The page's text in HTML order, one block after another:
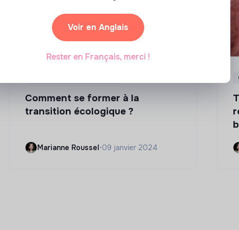
Comment se former à la
transition écologique ?
Marianne Roussel•09 janvier 2024
Voir en Anglais
Rester en Français, merci !